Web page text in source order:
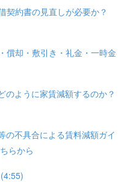
約書の見直しが必要か？
却・敷引き・礼金・一時金
ように家賃減額するのか？
不具合による賃料減額ガイ
らから